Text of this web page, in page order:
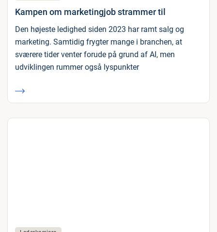
Kampen om marketingjob strammer til
Den højeste ledighed siden 2023 har ramt salg og
marketing. Samtidig frygter mange i branchen, at
sværere tider venter forude på grund af AI, men
udviklingen rummer også lyspunkter